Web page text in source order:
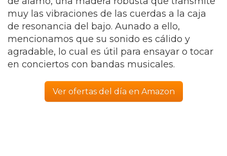
muy las vibraciones de las cuerdas a la caja
de resonancia del bajo. Aunado a ello,
mencionamos que su sonido es cálido y
agradable, lo cual es útil para ensayar o tocar
en conciertos con bandas musicales.
Ver ofertas del día en Amazon